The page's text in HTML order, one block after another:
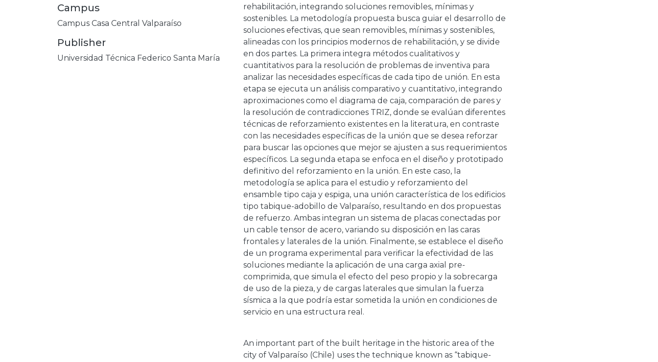
Campus
Campus Casa Central Valparaíso
Publisher
Universidad Técnica Federico Santa María
rehabilitación, integrando soluciones removibles, mínimas y
sostenibles. La metodología propuesta busca guiar el desarrollo de
soluciones efectivas, que sean removibles, mínimas y sostenibles,
alineadas con los principios modernos de rehabilitación, y se divide
en dos partes. La primera integra métodos cualitativos y
cuantitativos para la resolución de problemas de inventiva para
analizar las necesidades específicas de cada tipo de unión. En esta
etapa se ejecuta un análisis comparativo y cuantitativo, integrando
aproximaciones como el diagrama de caja, comparación de pares y
la resolución de contradicciones TRIZ, donde se evalúan diferentes
técnicas de reforzamiento existentes en la literatura, en contraste
con las necesidades específicas de la unión que se desea reforzar
para buscar las opciones que mejor se ajusten a sus requerimientos
específicos. La segunda etapa se enfoca en el diseño y prototipado
definitivo del reforzamiento en la unión. En este caso, la
metodología se aplica para el estudio y reforzamiento del
ensamble tipo caja y espiga, una unión característica de los edificios
tipo tabique-adobillo de Valparaíso, resultando en dos propuestas
de refuerzo. Ambas integran un sistema de placas conectadas por
un cable tensor de acero, variando su disposición en las caras
frontales y laterales de la unión. Finalmente, se establece el diseño
de un programa experimental para verificar la efectividad de las
soluciones mediante la aplicación de una carga axial pre-
comprimida, que simula el efecto del peso propio y la sobrecarga
de uso de la pieza, y de cargas laterales que simulan la fuerza
sísmica a la que podría estar sometida la unión en condiciones de
servicio en una estructura real.
An important part of the built heritage in the historic area of the
city of Valparaíso (Chile) uses the technique known as “tabique-